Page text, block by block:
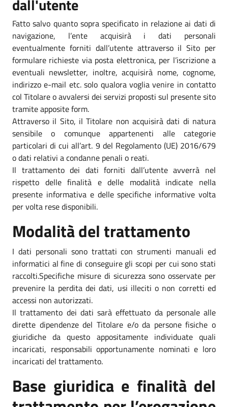
dall'utente
Fatto salvo quanto sopra specificato in relazione ai dati di
navigazione, l’ente acquisirà i dati personali
eventualmente forniti dall’utente attraverso il Sito per
formulare richieste via posta elettronica, per l’iscrizione a
eventuali newsletter, inoltre, acquisirà nome, cognome,
indirizzo e-mail etc. solo qualora voglia venire in contatto
col Titolare o avvalersi dei servizi proposti sul presente sito
tramite apposite form.
Attraverso il Sito, il Titolare non acquisirà dati di natura
sensibile o comunque appartenenti alle categorie
particolari di cui all’art. 9 del Regolamento (UE) 2016/679
o dati relativi a condanne penali o reati.
Il trattamento dei dati forniti dall’utente avverrà nel
rispetto delle finalità e delle modalità indicate nella
presente informativa e delle specifiche informative volta
per volta rese disponibili.
Modalità del trattamento
I dati personali sono trattati con strumenti manuali ed
informatici al fine di conseguire gli scopi per cui sono stati
raccolti.Specifiche misure di sicurezza sono osservate per
prevenire la perdita dei dati, usi illeciti o non corretti ed
accessi non autorizzati.
Il trattamento dei dati sarà effettuato da personale alle
dirette dipendenze del Titolare e/o da persone fisiche o
giuridiche da questo appositamente individuate quali
incaricati, responsabili opportunamente nominati e loro
incaricati del trattamento.
Base giuridica e finalità del